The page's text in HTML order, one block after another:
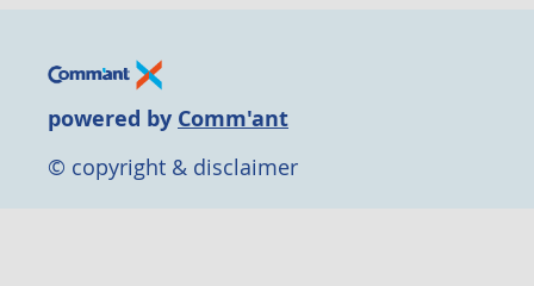
powered by Comm'ant
© copyright & disclaimer